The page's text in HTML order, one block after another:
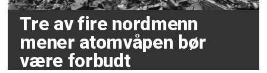
Tre av fire nordmenn
mener atomvåpen bør
være forbudt